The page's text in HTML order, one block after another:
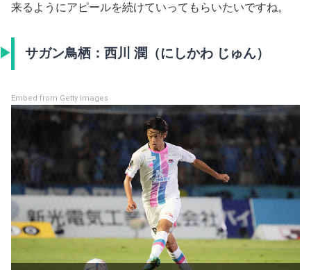
来るようにアピールを続けていってもらいたいですね。
サガン鳥栖：西川 潤（にしかわ じゅん）
Embed from Getty Images